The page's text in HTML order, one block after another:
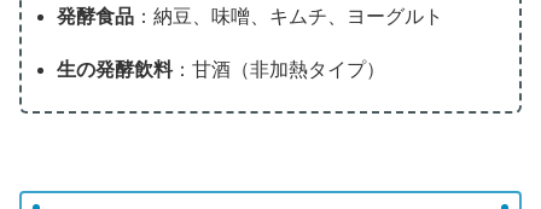
発酵食品 ：納豆、味噌、キムチ、ヨーグルト
生の発酵飲料：甘酒（非加熱タイプ）